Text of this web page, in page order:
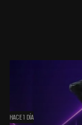
HACE 1 DÍA